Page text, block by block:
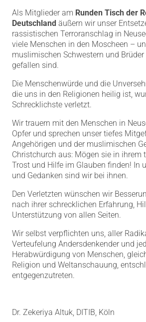
Als Mitglieder am Runden Tisch der
Deutschland äußern wir unser
rassistischen Terroranschlag in
viele Menschen in den Moscheen –
muslimischen Schwestern und
gefallen sind.
Die Menschenwürde und die
die uns in den Religionen heilig ist,
Schrecklichste verletzt.
Wir trauern mit den Menschen in
Opfer und sprechen unser tiefes
Angehörigen und der muslimischen
Christchurch aus: Mögen sie in ihrem
Trost und Hilfe im Glauben finden! In
und Gedanken sind wir bei ihnen.
Den Verletzten wünschen wir
nach ihrer schrecklichen Erfahrung,
Unterstützung von allen Seiten.
Wir selbst verpflichten uns, aller
Verteufelung Andersdenkender und
Herabwürdigung von Menschen,
Religion und Weltanschauung,
entgegenzutreten.
Dr. Zekeriya Altuk, DITIB, Köln